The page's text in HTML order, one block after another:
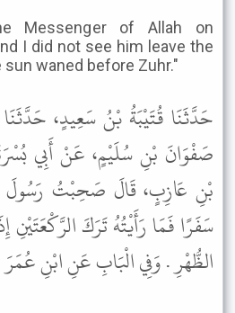
Messenger of Allah on
I did not see him leave the
waned before Zuhr."
حَدَّثَنَا قُتَيْبَةُ بْنُ سَعِيدٍ،
صَفْوَانَ بْنِ سُلَيْمٍ، عَنْ أَبِي
بْنِ عَازِبٍ، قَالَ صَحِبْتُ رَسُولَ
سَفَرًا فَمَا رَأَيْتُهُ تَرَكَ
الظُّهْرِ . وَفِي الْبَابِ عَنِ ابْنِ